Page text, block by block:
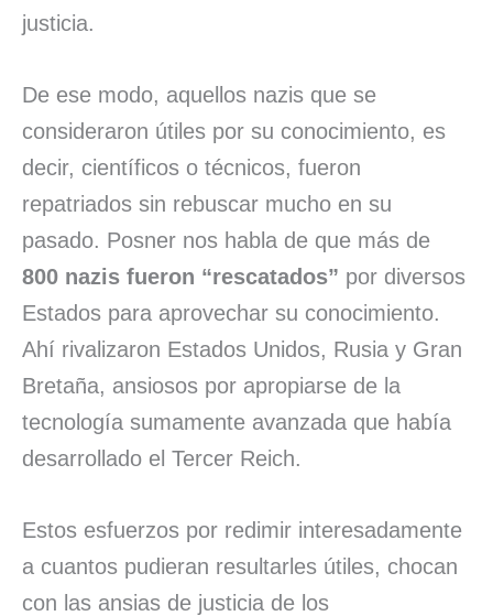
justicia.
De ese modo, aquellos nazis que se
consideraron útiles por su conocimiento, es
decir, científicos o técnicos, fueron
repatriados sin rebuscar mucho en su
pasado. Posner nos habla de que más de
800 nazis fueron “rescatados” por diversos
Estados para aprovechar su conocimiento.
Ahí rivalizaron Estados Unidos, Rusia y Gran
Bretaña, ansiosos por apropiarse de la
tecnología sumamente avanzada que había
desarrollado el Tercer Reich.
Estos esfuerzos por redimir interesadamente
a cuantos pudieran resultarles útiles, chocan
con las ansias de justicia de los